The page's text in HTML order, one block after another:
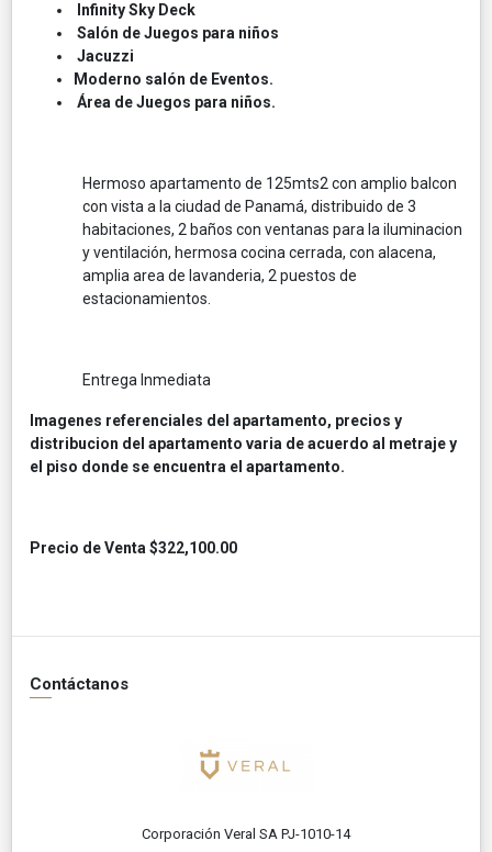
Infinity Sky Deck
Salón de Juegos para niños
Jacuzzi
Moderno salón de Eventos.
Área de Juegos para niños.
Hermoso apartamento de 125mts2 con amplio balcon
con vista a la ciudad de Panamá, distribuido de 3
habitaciones, 2 baños con ventanas para la iluminacion
y ventilación, hermosa cocina cerrada, con alacena,
amplia area de lavanderia, 2 puestos de
estacionamientos.
Entrega Inmediata
Imagenes referenciales del apartamento, precios y
distribucion del apartamento varia de acuerdo al metraje y
el piso donde se encuentra el apartamento.
Precio de Venta $322,100.00
Contáctanos
Corporación Veral SA PJ-1010-14